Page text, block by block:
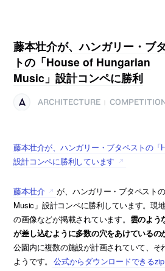
藤本壮介が、ハンガリー・ブ
トの「House of Hungarian
Music」設計コンペに勝利
ARCHITECTURE
藤本壮介が、ハンガリー・ブタペストの「
設計コンペに勝利しています
藤本壮介
が、ハンガリー・ブタペスト
Music」設計コンペに勝利しています。現
の画像などが掲載されています。 雲のよう
が差し込むように多数の穴をあけているの
公園内に複数の施設が計画されていて、そ
ようです。 公式からダウンロードできる